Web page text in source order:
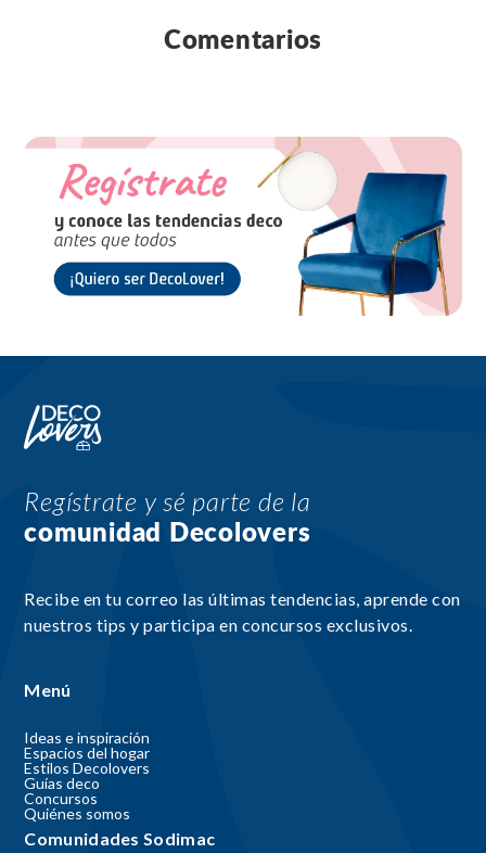
Comentarios
Regístrate y sé parte de la
comunidad Decolovers
Recibe en tu correo las últimas tendencias, aprende con
nuestros tips y participa en concursos exclusivos.
Menú
Ideas e inspiración
Espacios del hogar
Estilos Decolovers
Guías deco
Concursos
Quiénes somos
Comunidades Sodimac